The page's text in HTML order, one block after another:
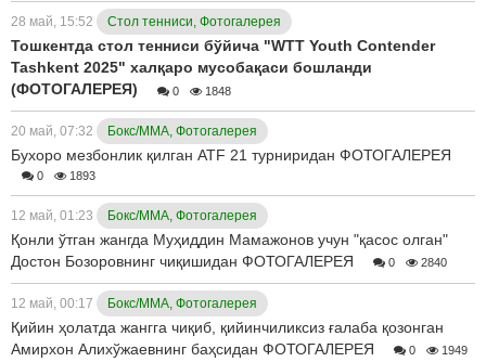
28 май, 15:52 Стол тенниси, Фотогалерея
Тошкентда стол тенниси бўйича "WTT Youth Contender
Tashkent 2025" халқаро мусобақаси бошланди
(ФОТОГАЛЕРЕЯ)
0 1848
20 май, 07:32 Бокс/ММА, Фотогалерея
Бухоро мезбонлик қилган ATF 21 турниридан ФОТОГАЛЕРЕЯ
0 1893
12 май, 01:23 Бокс/ММА, Фотогалерея
Қонли ўтган жангда Муҳиддин Мамажонов учун "қасос олган"
Достон Бозоровнинг чиқишидан ФОТОГАЛЕРЕЯ
0 2840
12 май, 00:17 Бокс/ММА, Фотогалерея
Қийин ҳолатда жангга чиқиб, қийинчиликсиз ғалаба қозонган
Амирхон Алихўжаевнинг баҳсидан ФОТОГАЛЕРЕЯ
0 1949